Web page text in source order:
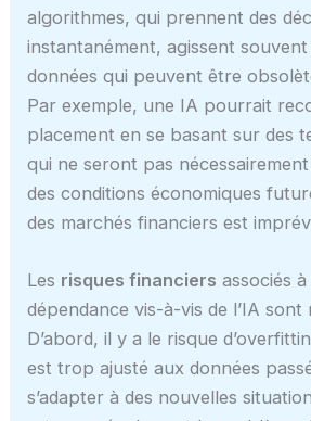
algorithmes, qui prennent des
instantanément, agissent
données qui peuvent être
Par exemple, une IA pourrait
placement en se basant sur des
qui ne seront pas
des conditions économiques
des marchés financiers est
Les risques financiers associés
dépendance vis-à-vis de l’IA sont
D’abord, il y a le risque
est trop ajusté aux données
s’adapter à des nouvelles